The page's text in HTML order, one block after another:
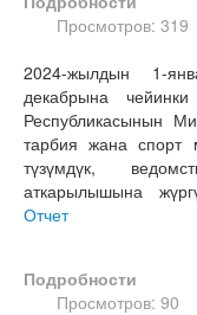
Просмотров: 319
2024-жылдын 1-
декабрына
Республикасынын
тарбия жана спорт
түзүмдүк,
аткарылышына
Отчет
Подробности
Просмотров: 90